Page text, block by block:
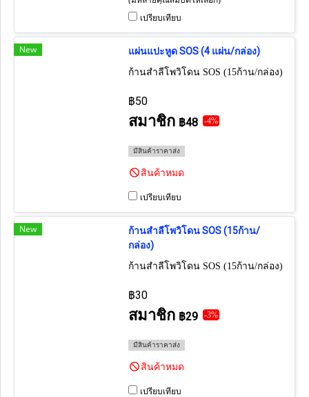
เปรียบเทียบ
New แผ่นแปะหูด SOS (4 แผ่น/กล่อง)
ก้านสำลีโพวิโดน SOS (15ก้าน/กล่อง)
฿50
สมาชิก ฿48 -4%
มีสินค้าราคาส่ง
สินค้าหมด
เปรียบเทียบ
New
ก้านสำลีโพวิโดน SOS (15ก้าน/
กล่อง)
ก้านสำลีโพวิโดน SOS (15ก้าน/กล่อง)
฿30
สมาชิก ฿29 -3%
มีสินค้าราคาส่ง
สินค้าหมด
เปรียบเทียบ